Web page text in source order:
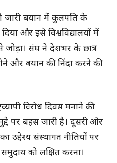
जारी बयान में कुलपति के
और इसे विश्वविद्यालयों में
जोड़ा। संघ ने देशभर के छात्र
और बयान की निंदा करने की
विरोध दिवस मनाने की
पर बहस जारी है। दूसरी ओर
उद्देश्य संस्थागत नीतियों पर
को लक्षित करना।